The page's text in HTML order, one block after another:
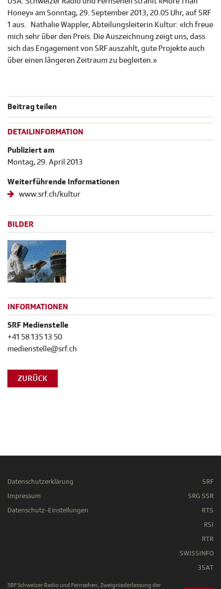
Honey» am Sonntag, 29. September 2013, 20.05 Uhr, auf SRF
1 aus. Nathalie Wappler, Abteilungsleiterin Kultur: «Ich freue
mich sehr über den Preis. Die Auszeichnung zeigt uns, dass
sich das Engagement von SRF auszahlt, gute Projekte auch
über einen längeren Zeitraum zu begleiten.»
Beitrag teilen
DETAILINFORMATION
Publiziert am
Montag, 29. April 2013
Weiterführende Informationen
www.srf.ch/kultur
BILDER
INFORMATIONEN
SRF Medienstelle
+41 58 135 13 50
medienstelle@srf.ch
ZURÜCK
Datenschutzerklärung
Impressum
Datenschutz-Einstellungen
SRF
SRG SSR
RTS
RSI
RTR
SWISSINFO
3SAT
SRF Schweizer Radio und Fernsehen, Zweigniederlassung der